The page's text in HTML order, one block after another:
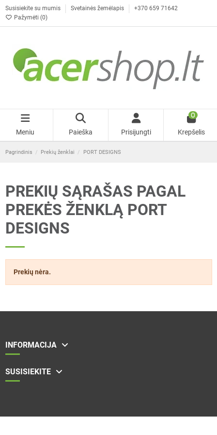
Susisiekite su mumis Svetainės žemėlapis
+370 659 71642
Pažymėti (0)
Meniu Paieška Prisijungti
0
Krepšelis
Pagrindinis Prekių ženklai PORT DESIGNS
PREKIŲ SĄRAŠAS PAGAL
PREKĖS ŽENKLĄ PORT
DESIGNS
Prekių nėra.
INFORMACIJA
SUSISIEKITE